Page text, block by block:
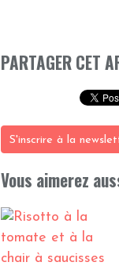
PARTAGER CET
S'inscrire à la
Vous aimerez